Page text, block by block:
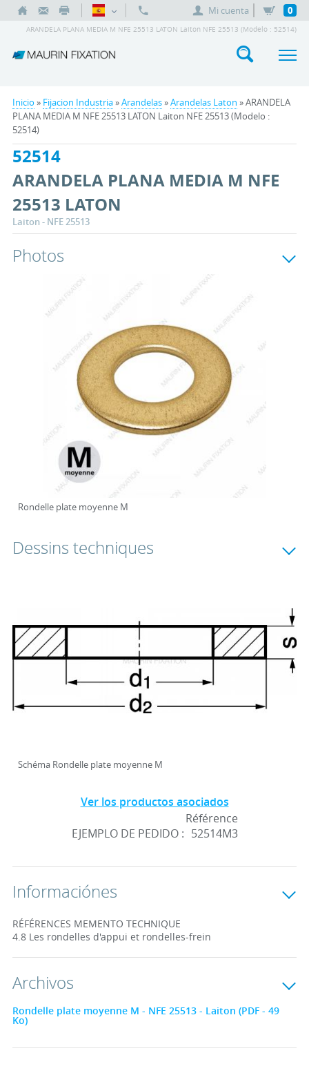
Mi cuenta 0
ARANDELA PLANA MEDIA M NFE 25513 LATON Laiton NFE 25513 (Modelo : 52514)
Inicio » Fijacion Industria»Arandelas»Arandelas Laton » ARANDELA
PLANA MEDIA M NFE 25513 LATON Laiton NFE 25513 (Modelo :
52514)
52514
ARANDELA PLANA MEDIA M NFE
25513 LATON
Laiton - NFE 25513
Photos
Rondelle plate moyenne M
Dessins techniques
Schéma Rondelle plate moyenne M
Ver los productos asociados
EJEMPLO DE PEDIDO :
Référence
52514M3
Informaciónes
RÉFÉRENCES MEMENTO TECHNIQUE
4.8 Les rondelles d'appui et rondelles-frein
Archivos
Rondelle plate moyenne M - NFE 25513 - Laiton (PDF - 49
Ko)